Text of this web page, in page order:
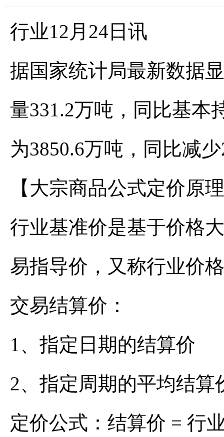
行业12月24日讯
据国家统计局最新数据
量331.2万吨，同比基本
为3850.6万吨，同比减
【大宗商品公式定价原
行业基准价是基于价格
易指导价，又称行业价
交易结算价：
1、指定日期的结算价
2、指定周期的平均结算
定价公式：结算价 = 行